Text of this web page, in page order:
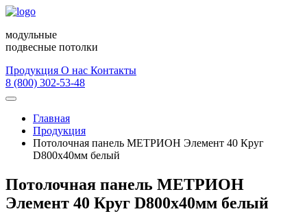
модульные
подвесные потолки
Продукция О нас Контакты
8 (800) 302-53-48
Главная
Продукция
Потолочная панель МЕТРИОН Элемент 40 Круг
D800х40мм белый
Потолочная панель МЕТРИОН
Элемент 40 Круг D800х40мм белый